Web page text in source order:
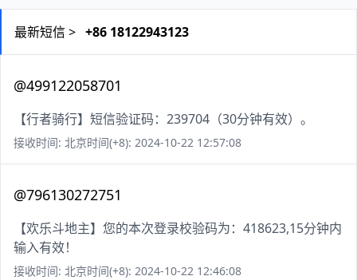
最新短信 > +86 18122943123
@499122058701
【行者骑行】短信验证码：239704（30分钟有效）。
接收时间: 北京时间(+8): 2024-10-22 12:57:08
@796130272751
【欢乐斗地主】您的本次登录校验码为：418623,15分钟内
输入有效！
接收时间: 北京时间(+8): 2024-10-22 12:46:08